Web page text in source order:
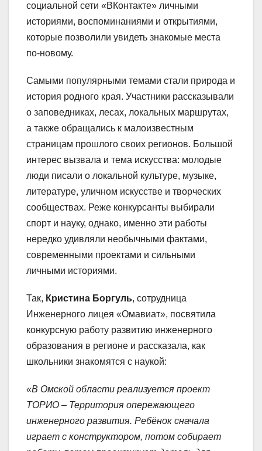
социальной сети «ВКонтакте» личными
историями, воспоминаниями и открытиями,
которые позволили увидеть знакомые места
по-новому.
Самыми популярными темами стали природа и
история родного края. Участники рассказывали
о заповедниках, лесах, локальных маршрутах,
а также обращались к малоизвестным
страницам прошлого своих регионов. Большой
интерес вызвала и тема искусства: молодые
люди писали о локальной культуре, музыке,
литературе, уличном искусстве и творческих
сообществах. Реже конкурсанты выбирали
спорт и науку, однако, именно эти работы
нередко удивляли необычными фактами,
современными проектами и сильными
личными историями.
Так, Кристина Боргуль, сотрудница
Инженерного лицея «Омавиат», посвятила
конкурсную работу развитию инженерного
образования в регионе и рассказала, как
школьники знакомятся с наукой:
«В Омской области реализуется проект
ТОРИО – Территория опережающего
инженерного развития. Ребёнок сначала
играет с конструктором, потом собирает